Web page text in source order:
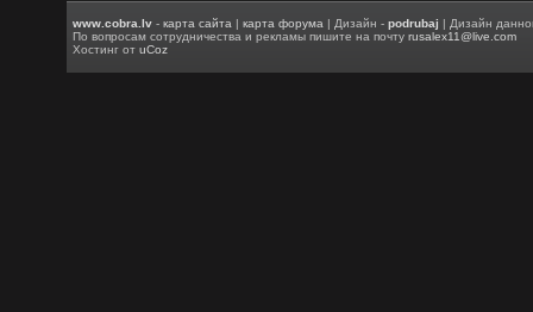
www.cobra.lv -карта сайта |карта форума | Дизайн -podrubaj | Дизайн
По вопросам сотрудничества и рекламы пишите на почтуrusalex11@live.com
Хостинг отuCoz